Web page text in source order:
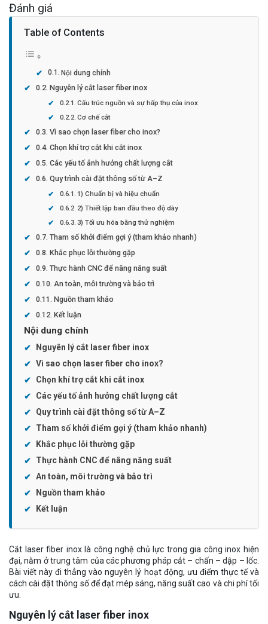
Đánh giá
Table of Contents
Nội dung chính
Nguyên lý cắt laser fiber inox
Cấu trúc nguồn và sự hấp thụ của inox
Cơ chế cắt
Vì sao chọn laser fiber cho inox?
Chọn khí trợ cắt khi cắt inox
Các yếu tố ảnh hưởng chất lượng cắt
Quy trình cài đặt thông số từ A–Z
1) Chuẩn bị và hiệu chuẩn
2) Thiết lập ban đầu theo độ dày
3) Tối ưu hóa bằng thử nghiệm
Tham số khởi điểm gợi ý (tham khảo nhanh)
Khắc phục lỗi thường gặp
Thực hành CNC để nâng năng suất
An toàn, môi trường và bảo trì
Nguồn tham khảo
Kết luận
Nội dung chính
Nguyên lý cắt laser fiber inox
Vì sao chọn laser fiber cho inox?
Chọn khí trợ cắt khi cắt inox
Các yếu tố ảnh hưởng chất lượng cắt
Quy trình cài đặt thông số từ A–Z
Tham số khởi điểm gợi ý (tham khảo nhanh)
Khắc phục lỗi thường gặp
Thực hành CNC để nâng năng suất
An toàn, môi trường và bảo trì
Nguồn tham khảo
Kết luận
Cắt laser fiber inox là công nghệ chủ lực trong gia công inox hiện
đại, nằm ở trung tâm của các phương pháp cắt – chấn – dập – lốc.
Bài viết này đi thẳng vào nguyên lý hoạt động, ưu điểm thực tế và
cách cài đặt thông số để đạt mép sáng, năng suất cao và chi phí tối
ưu.
Nguyên lý cắt laser fiber inox